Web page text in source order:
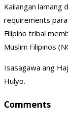
Kailangan lamang
requirements
Filipino tribal
Muslim Filipinos
Isasagawa ang
Hulyo.
Comments